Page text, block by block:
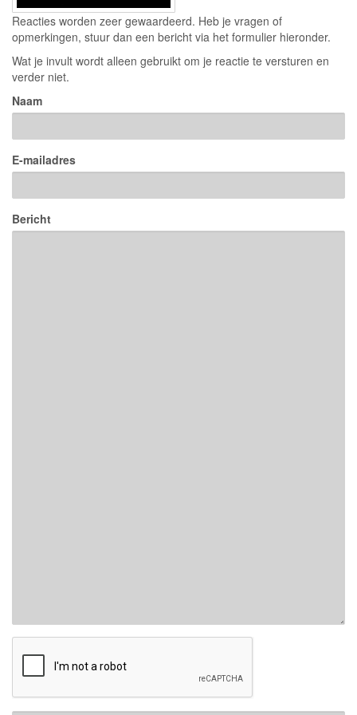
Reacties worden zeer gewaardeerd. Heb je vragen of
opmerkingen, stuur dan een bericht via het formulier hieronder.
Wat je invult wordt alleen gebruikt om je reactie te versturen en
verder niet.
Naam
E-mailadres
Bericht